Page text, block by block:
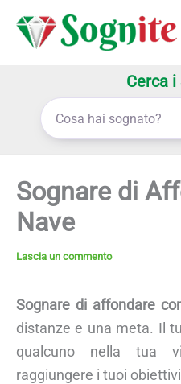
Cerca
Sognare di
Nave
Lascia un commento
Sognare di affondare
distanze e una meta. Il
qualcuno nella tua
raggiungere i tuoi